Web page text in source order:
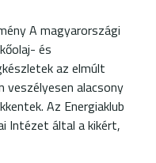
A magyarországi
és
az elmúlt
veszélyesen alacsony
Az Energiaklub
Intézet által a kikért,